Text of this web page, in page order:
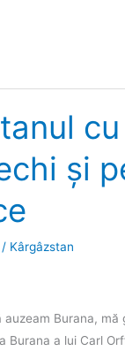
și
/ Kârgâzstan
Burana, mă
Burana a lui Carl